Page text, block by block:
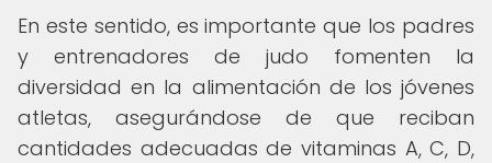
En este sentido, es importante que los padres
y entrenadores de judo fomenten la
diversidad en la alimentación de los jóvenes
atletas, asegurándose de que reciban
cantidades adecuadas de vitaminas A, C, D,